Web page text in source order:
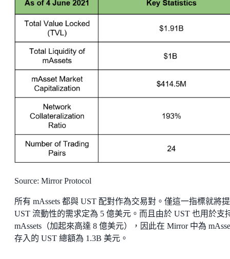
Source: Mirror Protocol
所有 mAssets 都與 UST 配對作為交易對。僅這一指標就將
UST 流動性的需求定為 5 億美元。而且由於 UST 也用於支
mAssets（加起來高達 8 億美元），因此在 Mirror 中為
存入的 UST 總額為 1.3B 美元。